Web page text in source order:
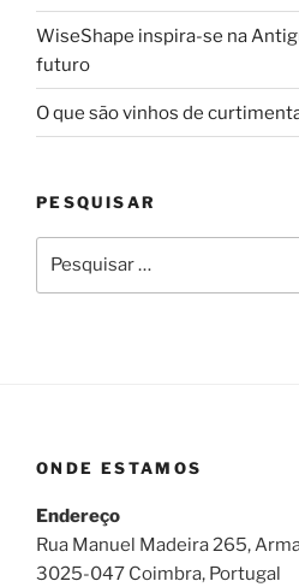
WiseShape inspira-se na
futuro
O que são vinhos de
PESQUISAR
por:
ONDE ESTAMOS
Endereço
Rua Manuel Madeira 265,
3025-047 Coimbra, Portugal